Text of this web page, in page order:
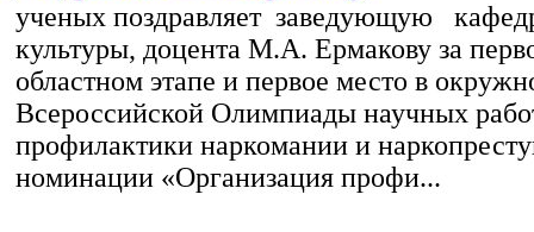
ученых поздравляет заведующую
культуры, доцента М.А. Ермакову за
областном этапе и первое место в
Всероссийской Олимпиады научных
профилактики наркомании и
номинации «Организация профи...